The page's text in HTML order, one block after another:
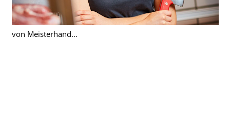
von Meisterhand…